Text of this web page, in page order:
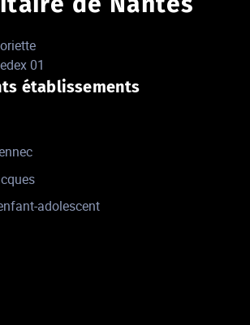
01
établissements
adolescent